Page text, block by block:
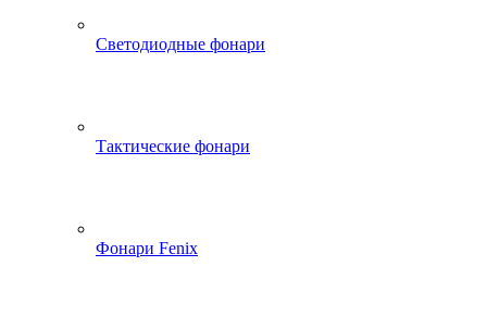
Светодиодные фонари
Тактические фонари
Фонари Fenix